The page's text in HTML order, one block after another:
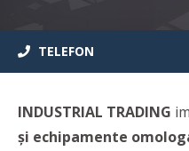
TELEFON
INDUSTRIAL TRADING
și echipamente